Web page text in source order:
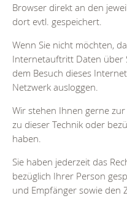
Browser direkt an den
dort evtl. gespeichert.
Wenn Sie nicht möchten,
Internetauftritt Daten über
dem Besuch dieses
Netzwerk ausloggen.
Wir stehen Ihnen gerne
zu dieser Technik oder
haben.
Sie haben jederzeit das
bezüglich Ihrer Person
und Empfänger sowie den